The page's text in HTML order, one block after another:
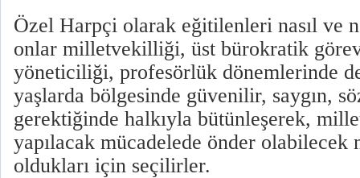
Özel Harpçi olarak eğitilenleri nasıl ve
onlar milletvekilliği, üst bürokratik
yöneticiliği, profesörlük dönemlerinde
yaşlarda bölgesinde güvenilir, saygın,
gerektiğinde halkıyla bütünleşerek,
yapılacak mücadelede önder olabilecek
oldukları için seçilirler.